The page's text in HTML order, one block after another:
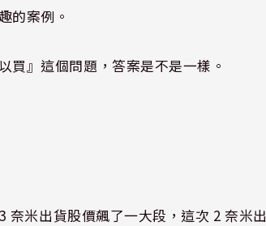
的案例。
買』這個問題，答案是不是一樣。
米出貨股價飆了一大段，這次 2 奈米出